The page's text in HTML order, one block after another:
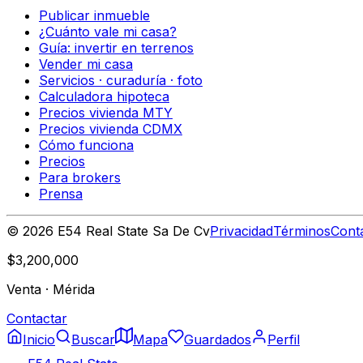
Publicar inmueble
¿Cuánto vale mi casa?
Guía: invertir en terrenos
Vender mi casa
Servicios · curaduría · foto
Calculadora hipoteca
Precios vivienda MTY
Precios vivienda CDMX
Cómo funciona
Precios
Para brokers
Prensa
© 2026 E54 Real State Sa De CvPrivacidadTérminos
$3,200,000
Venta · Mérida
Contactar
Inicio
Buscar Mapa Guardados
Perfil